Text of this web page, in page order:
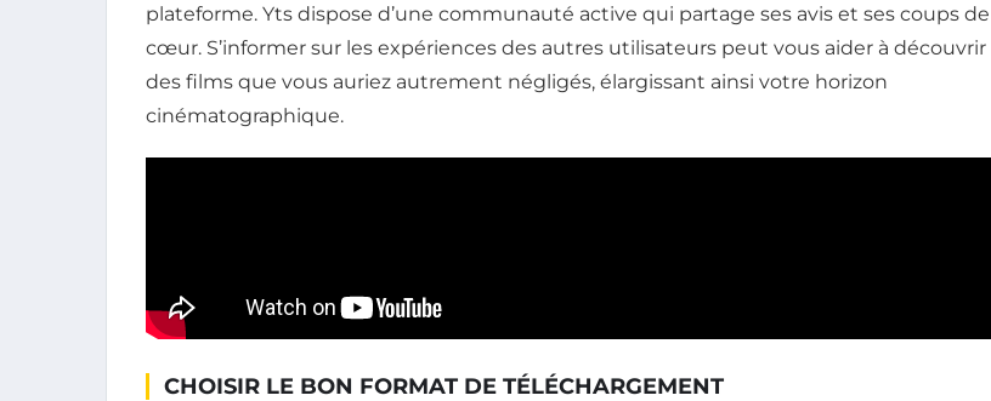
plateforme. Yts dispose d’une communauté active qui partage ses avis et ses coups de
cœur. S’informer sur les expériences des autres utilisateurs peut vous aider à découvrir
des films que vous auriez autrement négligés, élargissant ainsi votre horizon
cinématographique.
CHOISIR LE BON FORMAT DE TÉLÉCHARGEMENT